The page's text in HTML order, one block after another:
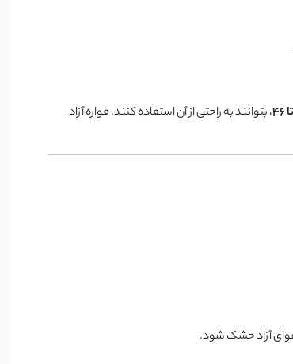
، بتوانند به راحتی از آن استفاده کنند. قواره آزاد